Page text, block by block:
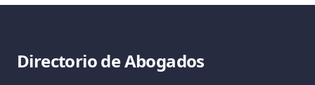
Directorio de Abogados